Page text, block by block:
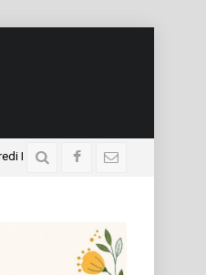
que teve a presença de mais de mil